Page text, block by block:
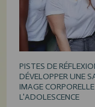
PISTES DE
DÉVELOPPER UNE
IMAGE
L'ADOLESCENCE